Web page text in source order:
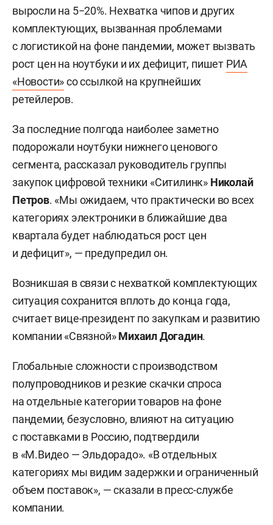
выросли на 5−20%. Нехватка чипов и других
комплектующих, вызванная проблемами
с логистикой на фоне пандемии, может вызвать
рост цен на ноутбуки и их дефицит, пишет РИА
«Новости»со ссылкой на крупнейших
ретейлеров.
За последние полгода наиболее заметно
подорожали ноутбуки нижнего ценового
сегмента, рассказал руководитель группы
закупок цифровой техники «Ситилинк» Николай
Петров. «Мы ожидаем, что практически во всех
категориях электроники в ближайшие два
квартала будет наблюдаться рост цен
и дефицит», — предупредил он.
Возникшая в связи с нехваткой комплектующих
ситуация сохранится вплоть до конца года,
считает вице-президент по закупкам и развитию
компании «Связной»Михаил Догадин.
Глобальные сложности с производством
полупроводников и резкие скачки спроса
на отдельные категории товаров на фоне
пандемии, безусловно, влияют на ситуацию
с поставками в Россию, подтвердили
в «М.Видео — Эльдорадо». «В отдельных
категориях мы видим задержки и ограниченный
объем поставок», — сказали в пресс-службе
компании.